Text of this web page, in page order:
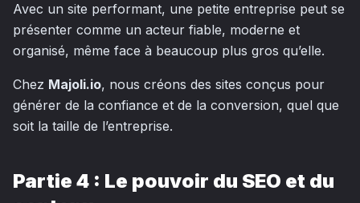
Avec un site performant, une petite entreprise peut se
présenter comme un acteur fiable, moderne et
organisé, même face à beaucoup plus gros qu’elle.
Chez Majoli.io, nous créons des sites conçus pour
générer de la confiance et de la conversion, quel que
soit la taille de l’entreprise.
Partie 4 : Le pouvoir du SEO et du